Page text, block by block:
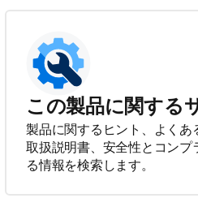
この製品に関する
製品に関するヒント、よくあ
取扱説明書、安全性とコンプ
る情報を検索します。